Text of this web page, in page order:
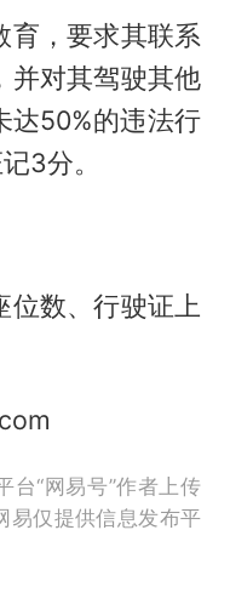
育，要求其联系
并对其驾驶其他
达50%的违法行
3分。
位数、行驶证上
台“网易号”作者上传
易仅提供信息发布平